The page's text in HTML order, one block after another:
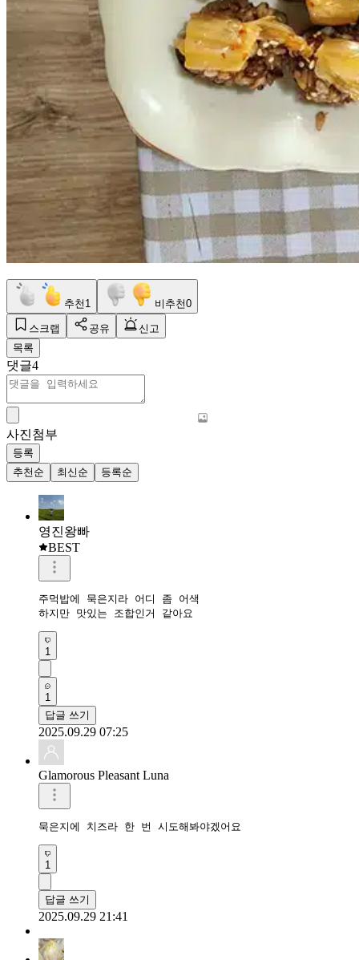
추천 1 비추천0
스크랩 공유
신고
목록
댓글4
사진첨부
등록
추천순
최신순 등록순
영진왕빠
BEST
주먹밥에 묵은지라 어디 좀 어색
하지만 맛있는 조합인거 같아요
1
1
답글 쓰기
2025.09.29 07:25
Glamorous Pleasant Luna
묵은지에 치즈라 한 번 시도해봐야겠어요
1
답글 쓰기
2025.09.29 21:41